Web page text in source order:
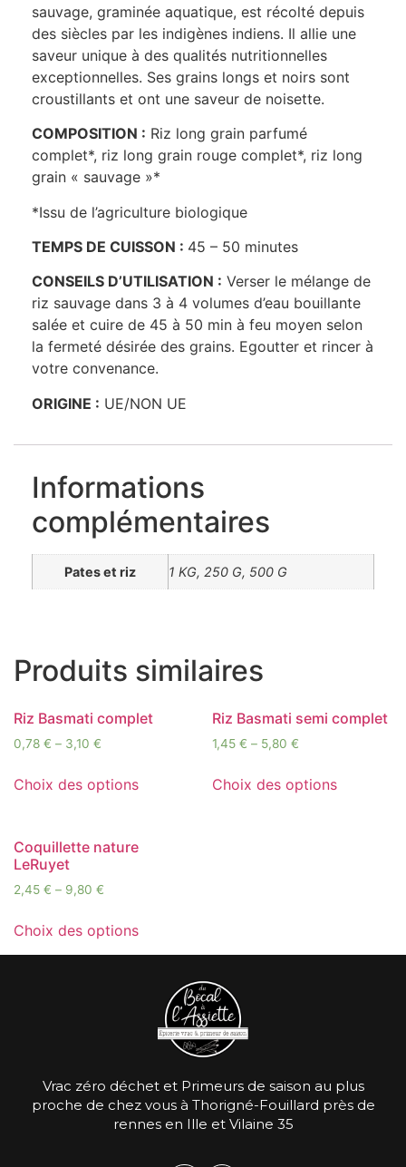
sauvage, graminée aquatique, est récolté depuis
des siècles par les indigènes indiens. Il allie une
saveur unique à des qualités nutritionnelles
exceptionnelles. Ses grains longs et noirs sont
croustillants et ont une saveur de noisette.
COMPOSITION : Riz long grain parfumé
complet*, riz long grain rouge complet*, riz long
grain « sauvage »*
*Issu de l’agriculture biologique
TEMPS DE CUISSON : 45 – 50 minutes
CONSEILS D’UTILISATION : Verser le mélange de
riz sauvage dans 3 à 4 volumes d’eau bouillante
salée et cuire de 45 à 50 min à feu moyen selon
la fermeté désirée des grains. Egoutter et rincer à
votre convenance.
ORIGINE : UE/NON UE
Informations
complémentaires
Pates et riz 1 KG, 250 G, 500 G
Produits similaires
Riz Basmati complet
0,78 € – 3,10 €
Choix des options
Riz Basmati semi complet
1,45 € – 5,80 €
Choix des options
Coquillette nature
LeRuyet
2,45 € – 9,80 €
Choix des options
Vrac zéro déchet et Primeurs de saison au plus
proche de chez vous à Thorigné-Fouillard près de
rennes en Ille et Vilaine 35